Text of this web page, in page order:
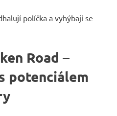
políčka a vyhýbají se
Road –
potenciálem